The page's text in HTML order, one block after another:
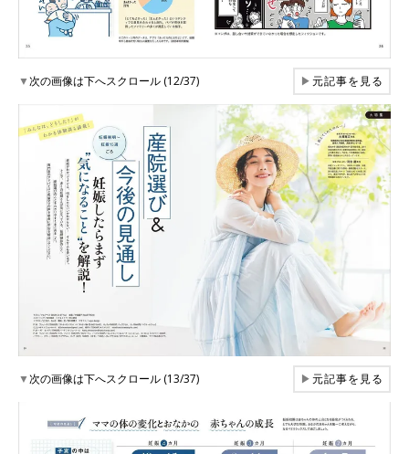
▼次の画像は下へスクロール (12/37) ▶元記事を見る
▼次の画像は下へスクロール (13/37) ▶元記事を見る